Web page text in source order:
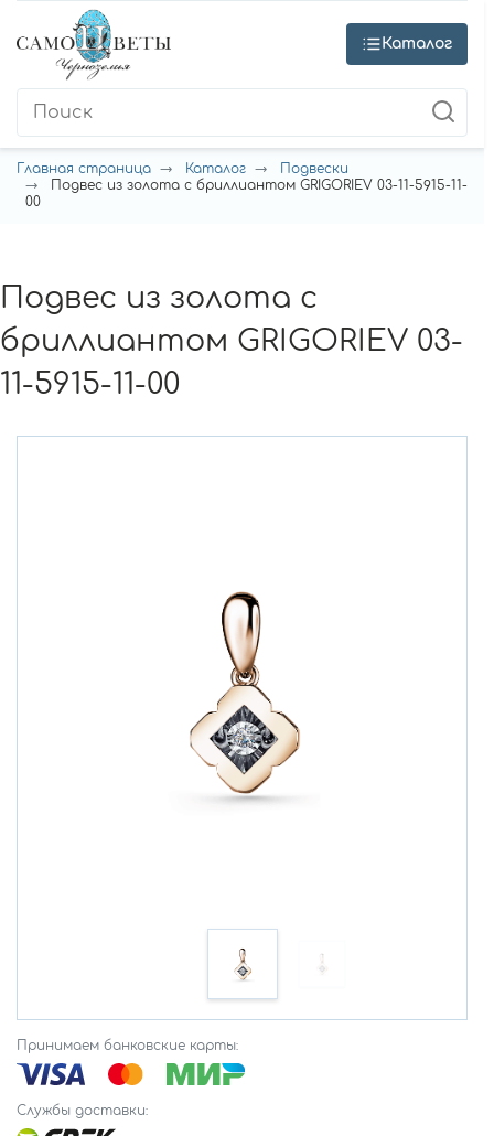
Каталог
Главная страница Каталог
Подвески
Подвес из золота с бриллиантом GRIGORIEV 03-11-5915-11-
00
Подвес из золота с
бриллиантом GRIGORIEV 03-
11-5915-11-00
Принимаем банковские карты:
Службы доставки: